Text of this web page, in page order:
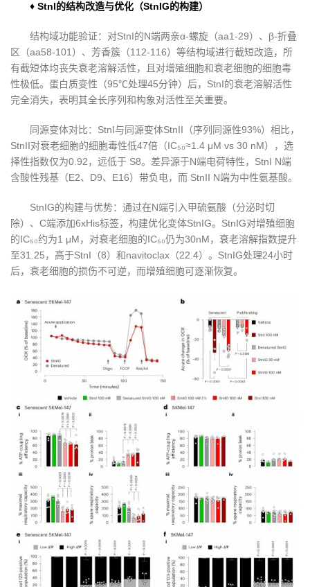
♦ StnI的结构改造与优化（StnIG的构建）
结构域功能验证：对StnI的N端两亲α-螺旋（aa1-29）、β-折叠
区（aa58-101）、芳香簇（112-116）等结构域进行截短改造，所
有截短体均丧失衰老溶解活性，且对增殖细胞和衰老细胞的细胞毒
性极低。蛋白质变性（95℃处理45分钟）后，StnI的衰老溶解活性
完全消失，表明其全长序列和构象对活性至关重要。
同源变体对比：StnI与同源变体StnII（序列同源性93%）相比，
StnII对衰老细胞的细胞毒性低47倍（IC₅₀≈1.4 μM vs 30 nM），选
择性指数仅为0.92，远低于 S8。差异源于N端电荷特性，StnI N端
含酸性残基（E2、D9、E16）带负电，而 StnII N端为中性氨基酸。
StnIG的构建与优势：通过在N端引入甲硫氨酸（分泌时切
除）、C端添加6xHis标签，构建优化变体StnIG。StnIG对增殖细胞
的IC₅₀约为1 μM，对衰老细胞的IC₅₀仍为30nM，衰老溶解指数提升
至31.25，高于StnI（8）和navitoclax（22.4）。StnIG处理24小时
后，衰老细胞的损伤不可逆，而增殖细胞可逐渐恢复。